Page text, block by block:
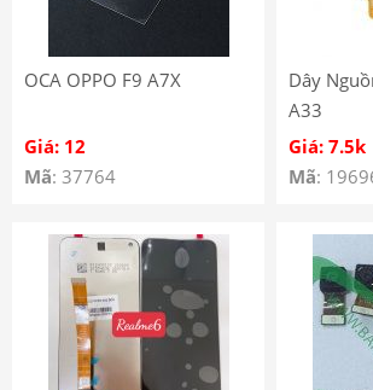
OCA OPPO F9 A7X
Giá: 12
Mã: 37764
Dây
A33
Giá: 7.5k
Mã: